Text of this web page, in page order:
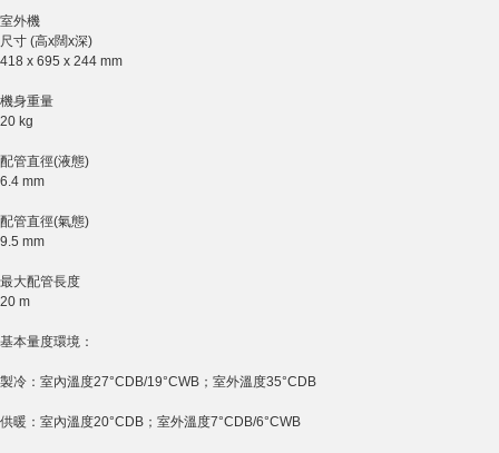
室外機
尺寸 (高x闊x深)
418 x 695 x 244 mm
機身重量
20 kg
配管直徑(液態)
6.4 mm
配管直徑(氣態)
9.5 mm
最大配管長度
20 m
基本量度環境：
製冷：室內溫度27°CDB/19°CWB；室外溫度35°CDB
供暖：室內溫度20°CDB；室外溫度7°CDB/6°CWB